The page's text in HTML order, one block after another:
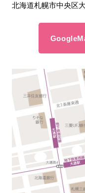
北海道札幌市中央区